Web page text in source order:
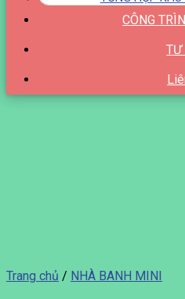
CÔNG
TƯ
Trang chủ / NHÀ BANH MINI